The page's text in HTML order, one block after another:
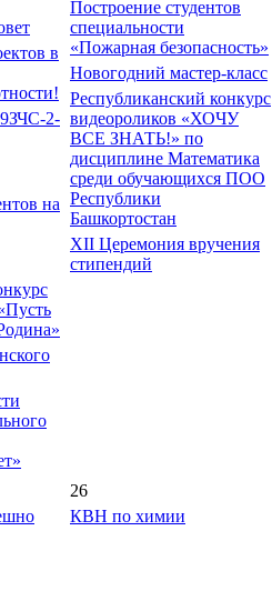
в
2-
на
Построение студентов
специальности
«Пожарная безопасность»
Новогодний мастер-класс
Республиканский конкурс
видеороликов «ХОЧУ
ВСЕ ЗНАТЬ!» по
дисциплине Математика
среди обучающихся ПОО
Республики
Башкортостан
XII Церемония вручения
стипендий
26
КВН по химии